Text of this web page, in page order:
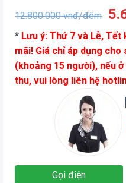
12.800.000vnđ/đêm
là:
* Lưu ý: Thứ 7 và Lễ, Tết
mãi! Giá chỉ áp dụng
(khoảng 15 người), nếu
thu, vui lòng liên hệ
Gọi điện